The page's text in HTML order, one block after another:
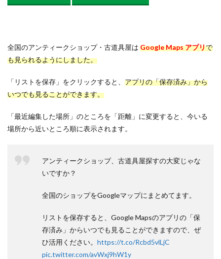
全国のアンティークショップ・古道具屋は Google Maps アプリで
も見られるようにしました。
「リストを保存」をクリックすると、 アプリの「保存済み」から
いつでも見ることができます。
「最近編集した場所」のところを「距離」に変更すると、今いる
場所から近いところ順に表示されます。
アンティークショップ、古道具屋探すの大変じゃな
いですか？
全国のショップをGoogleマップにまとめてます。
リストを保存すると、Google Mapsのアプリの「保
存済み」からいつでも見ることができますので、ぜ
ひ活用ください。 https://t.co/Rcbd5vlLjC
pic.twitter.com/avWxj9hW1y